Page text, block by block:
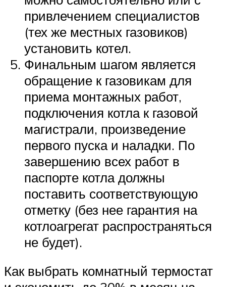
привлечением специалистов
(тех же местных газовиков)
установить котел.
Финальным шагом является
обращение к газовикам для
приема монтажных работ,
подключения котла к газовой
магистрали, произведение
первого пуска и наладки. По
завершению всех работ в
паспорте котла должны
поставить соответствующую
отметку (без нее гарантия на
котлоагрегат распространяться
не будет).
Как выбрать комнатный термостат